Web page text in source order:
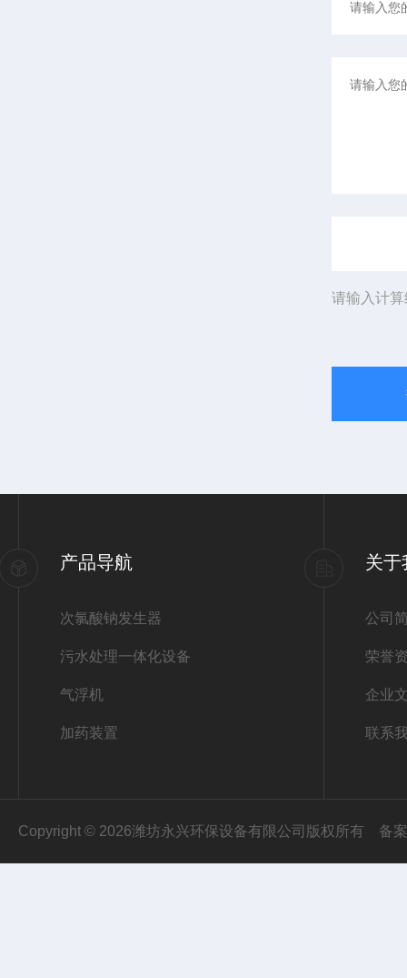
请输入计
产品导航
次氯酸钠发生器
污水处理一体化设备
气浮机
加药装置
关于
公司
荣誉
企业
联系
Copyright © 2026潍坊永兴环保设备有限公司版权所有 备